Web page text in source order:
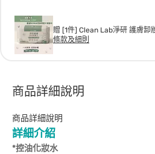
贈 [1件] Clean Lab淨研 護膚卸
條款及細則
商品詳細說明
商品詳細說明
詳細介紹
*控油化妝水